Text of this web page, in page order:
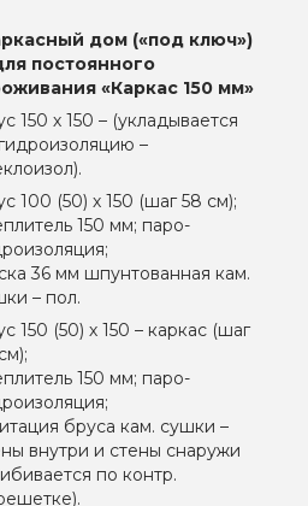
дом («под ключ»)
постоянного
«Каркас 150 мм»
150 х 150 – (укладывается
–
100 (50) х 150 (шаг 58 см);
150 мм; паро-
36 мм шпунтованная кам.
– пол.
150 (50) х 150 – каркас (шаг
150 мм; паро-
бруса кам. сушки –
внутри и стены снаружи
по контр.